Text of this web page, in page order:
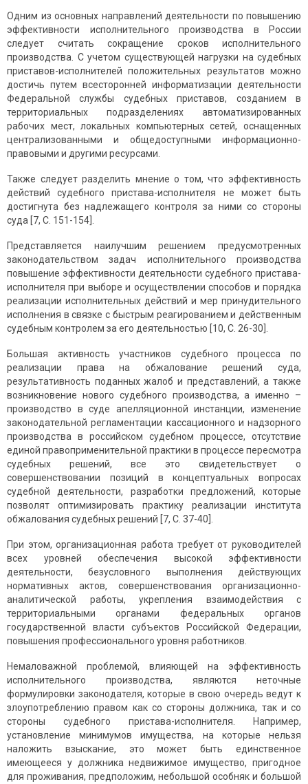
Одним из основных направлений деятельности по повышению
эффективности исполнительного производства в России
следует считать сокращение сроков исполнительного
производства. С учетом существующей нагрузки на судебных
приставов-исполнителей положительных результатов можно
достичь путем всесторонней информатизации деятельности
Федеральной службы судебных приставов, созданием в
территориальных подразделениях автоматизированных
рабочих мест, локальных компьютерных сетей, оснащенных
централизованными и общедоступными информационно-
правовыми и другими ресурсами.
Также следует разделить мнение о том, что эффективность
действий судебного пристава-исполнителя не может быть
достигнута без надлежащего контроля за ними со стороны
суда [7, С. 151-154].
Представляется наилучшим решением предусмотренных
законодательством задач исполнительного производства
повышение эффективности деятельности судебного пристава-
исполнителя при выборе и осуществлении способов и порядка
реализации исполнительных действий и мер принудительного
исполнения в связке с быстрым реагированием и действенным
судебным контролем за его деятельностью [10, С. 26-30].
Большая активность участников судебного процесса по
реализации права на обжалование решений суда,
результативность поданных жалоб и представлений, а также
возникновение нового судебного производства, а именно –
производство в суде апелляционной инстанции, изменение
законодательной регламентации кассационного и надзорного
производства в российском судебном процессе, отсутствие
единой правоприменительной практики в процессе пересмотра
судебных решений, все это свидетельствует о
совершенствовании позиций в концептуальных вопросах
судебной деятельности, разработки предложений, которые
позволят оптимизировать практику реализации института
обжалования судебных решений [7, С. 37-40].
При этом, организационная работа требует от руководителей
всех уровней обеспечения высокой эффективности
деятельности, безусловного выполнения действующих
нормативных актов, совершенствования организационно-
аналитической работы, укрепления взаимодействия с
территориальными органами федеральных органов
государственной власти субъектов Российской Федерации,
повышения профессионального уровня работников.
Немаловажной проблемой, влияющей на эффективность
исполнительного производства, являются неточные
формулировки законодателя, которые в свою очередь ведут к
злоупотреблению правом как со стороны должника, так и со
стороны судебного пристава-исполнителя. Например,
установление минимумов имущества, на которые нельзя
наложить взыскание, это может быть единственное
имеющееся у должника недвижимое имущество, пригодное
для проживания, предположим, небольшой особняк и большой